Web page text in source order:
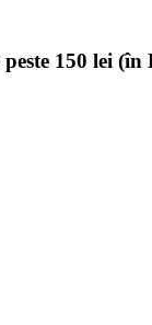
150 lei